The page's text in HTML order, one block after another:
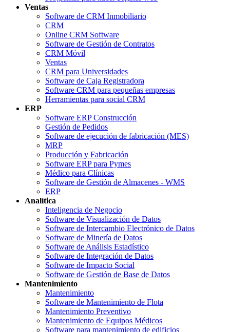
Ventas
Software de CRM Inmobiliario
CRM
Online CRM Software
Software de Gestión de Contratos
CRM Móvil
Ventas
CRM para Universidades
Software de Caja Registradora
Software CRM para pequeñas empresas
Herramientas para social CRM
ERP
Software ERP Construcción
Gestión de Pedidos
Software de ejecución de fabricación (MES)
MRP
Producción y Fabricación
Software ERP para Pymes
Médico para Clínicas
Software de Gestión de Almacenes - WMS
ERP
Analítica
Inteligencia de Negocio
Software de Visualización de Datos
Software de Intercambio Electrónico de Datos
Software de Minería de Datos
Software de Análisis Estadístico
Software de Integración de Datos
Software de Impacto Social
Software de Gestión de Base de Datos
Mantenimiento
Mantenimiento
Software de Mantenimiento de Flota
Mantenimiento Preventivo
Mantenimiento de Equipos Médicos
Software para mantenimiento de edificios